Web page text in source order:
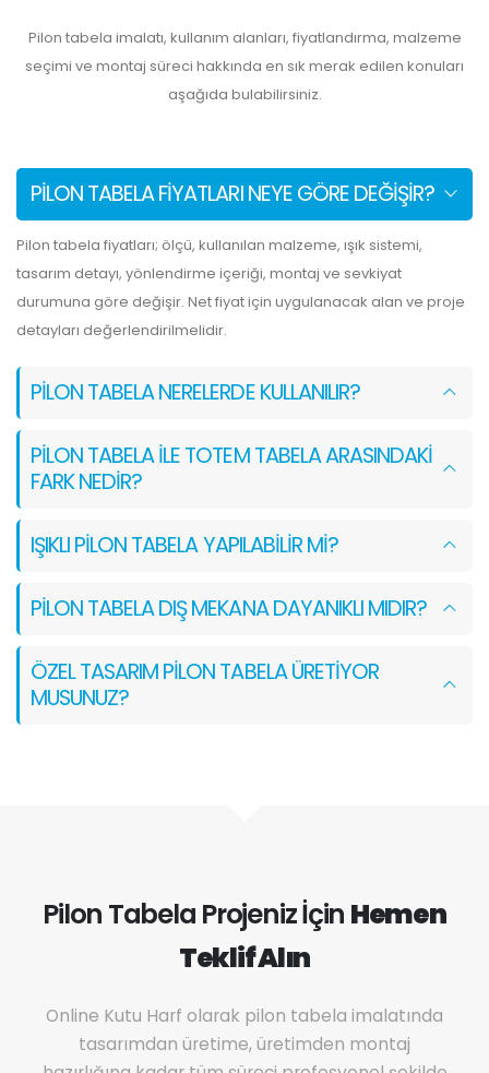
Pilon tabela imalatı, kullanım alanları, fiyatlandırma, malzeme
seçimi ve montaj süreci hakkında en sık merak edilen konuları
aşağıda bulabilirsiniz.
PILON TABELA FIYATLARI NEYE GÖRE DEĞIŞIR?
Pilon tabela fiyatları; ölçü, kullanılan malzeme, ışık sistemi,
tasarım detayı, yönlendirme içeriği, montaj ve sevkiyat
durumuna göre değişir. Net fiyat için uygulanacak alan ve proje
detayları değerlendirilmelidir.
PILON TABELA NERELERDE KULLANILIR?
PILON TABELA ILE TOTEM TABELA ARASINDAKI
FARK NEDIR?
IŞIKLI PILON TABELA YAPILABILIR MI?
PILON TABELA DIŞ MEKANA DAYANIKLI MIDIR?
ÖZEL TASARIM PILON TABELA ÜRETIYOR
MUSUNUZ?
Pilon Tabela Projeniz İçin Hemen
Teklif Alın
Online Kutu Harf olarak pilon tabela imalatında
tasarımdan üretime, üretimden montaj